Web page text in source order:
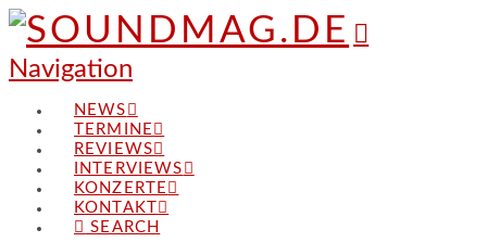
Navigation
NEWS
TERMINE
REVIEWS
INTERVIEWS
KONZERTE
KONTAKT
SEARCH